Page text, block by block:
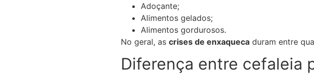
Adoçante;
Alimentos gelados;
Alimentos gordurosos.
No geral, as crises de enxaqueca duram entre
Diferença entre cefaleia